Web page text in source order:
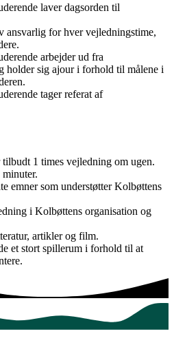
laver dagsorden til
ansvarlig for hver vejledningstime,
arbejder ud fra
holder sig ajour i forhold til målene i
tager referat af
1 times vejledning om ugen.
emner som understøtter Kolbøttens
i Kolbøttens organisation og
artikler og film.
et stort spillerum i forhold til at